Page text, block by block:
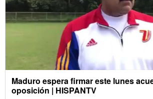
Maduro espera firmar este lunes
oposición | HISPANTV